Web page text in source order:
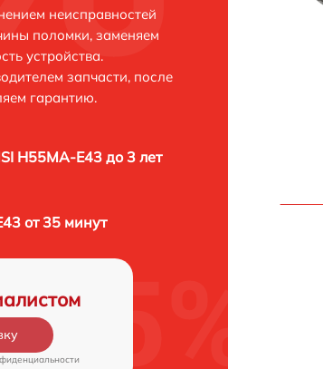
неисправностей
поломки, заменяем
устройства.
запчасти, после
гарантию.
H55MA-E43 до 3 лет
от 35 минут